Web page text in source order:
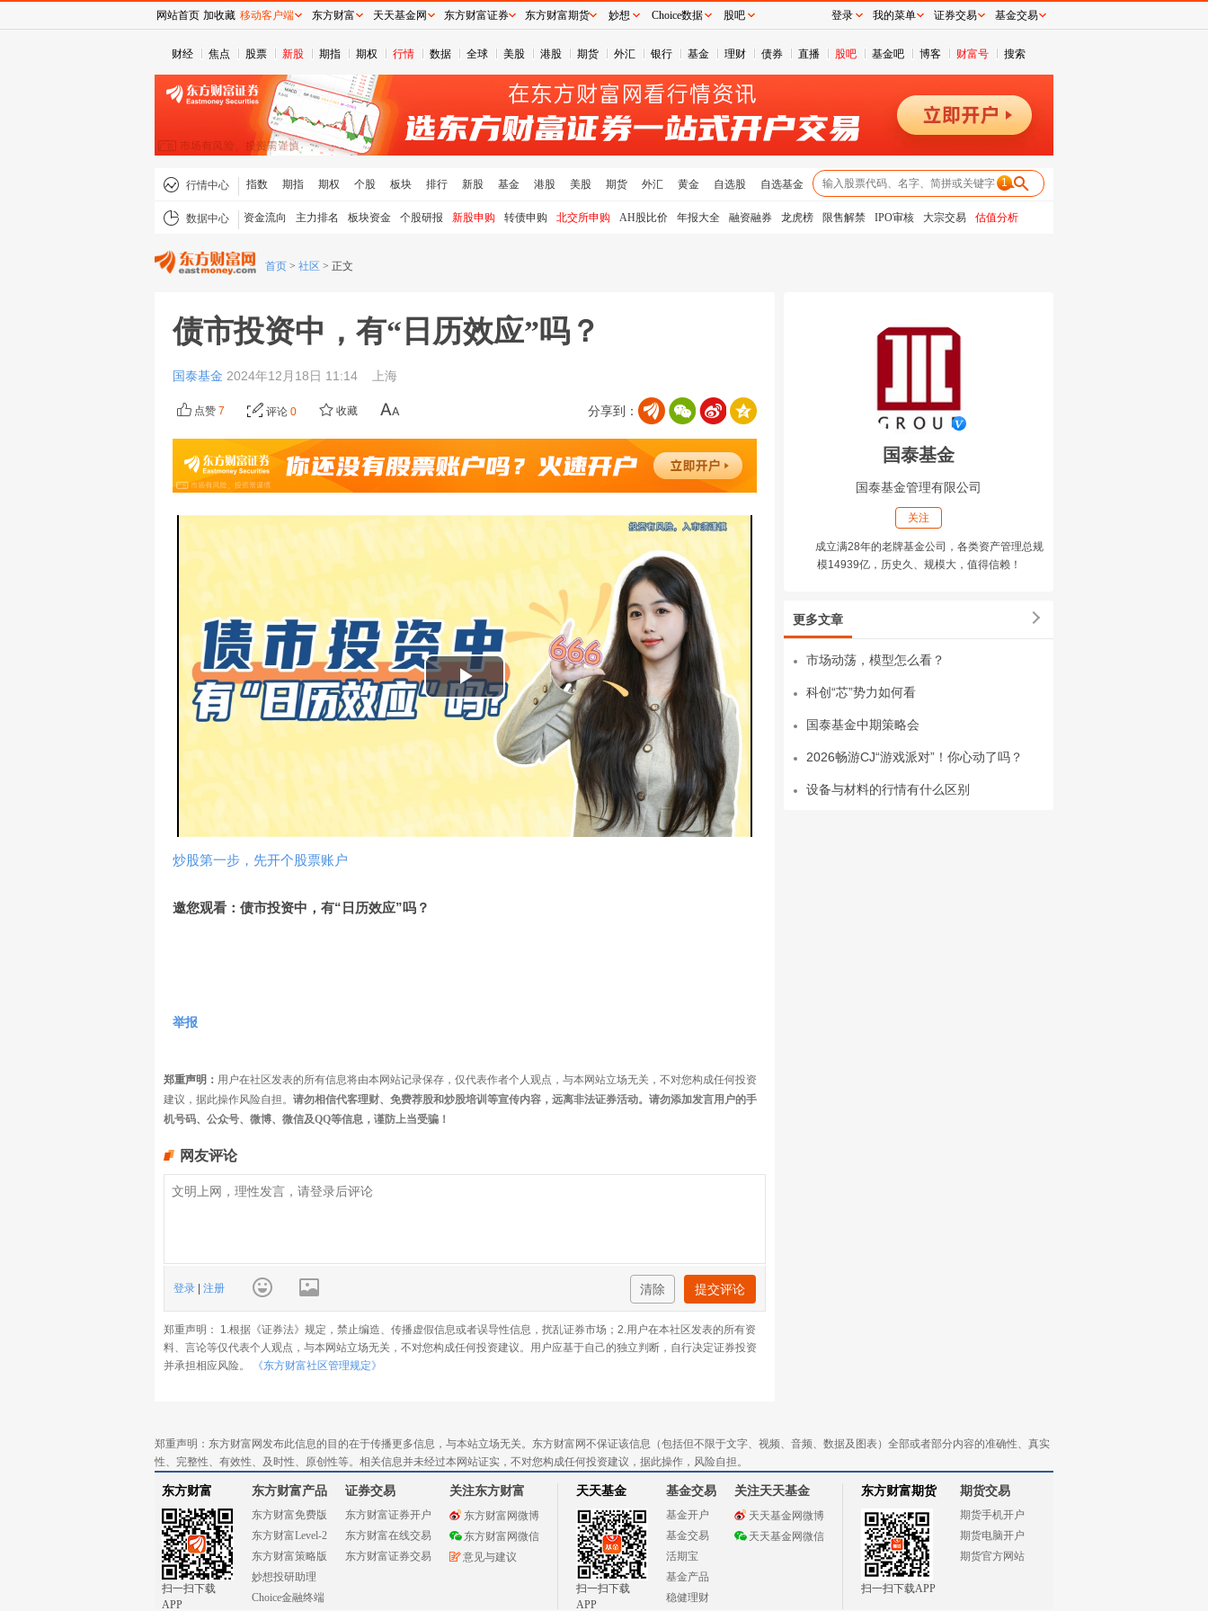
财经 焦点 股票 新股 期指 期权 行情 数据 全球 美股 港股 期货 外汇 银行 基金 理财 债券 直播 股吧 基金吧 博客 财富号 搜索
行情中心 指数 期指 期权 个股 板块 排行 新股 基金 港股 美股 期货 外汇 黄金 自选股 自选基金 1
数据中心 资金流向 主力排名 板块资金 个股研报 新股申购 转债申购 北交所申购 AH股比价 年报大全 融资融券 龙虎榜 限售解禁 IPO审核 大宗交易 估值分析
首页 > 社区 > 正文
债市投资中，有“日历效应”吗？
国泰基金 2024年12月18日 11:14 上海
分享到：
点赞 7 评论 0 收藏
播
视
频
炒股第一步，先开个股票账户
邀您观看：债市投资中，有“日历效应”吗？
举报
郑重声明： 用户在社区发表的所有信息将由本网站记录保存，仅代表作者个人观点，与本网站立场无关，不对您构成任何投资
建议，据此操作风险自担。 请勿相信代客理财、免费荐股和炒股培训等宣传内容，远离非法证券活动。请勿添加发言用户的手
机号码、公众号、微博、微信及QQ等信息，谨防上当受骗！
网友评论
登录 注册 清除 提交评论
郑重声明： 1.根据《证券法》规定，禁止编造、传播虚假信息或者误导性信息，扰乱证券市场；2.用户在本社区发表的所有资
料、言论等仅代表个人观点，与本网站立场无关，不对您构成任何投资建议。用户应基于自己的独立判断，自行决定证券投资
并承担相应风险。
《东方财富社区管理规定》
国泰基金
国泰基金管理有限公司
关注
成立满28年的老牌基金公司，各类资产管理总规
模14939亿，历史久、规模大，值得信赖！
更多文章
市场动荡，模型怎么看？
科创“芯”势力如何看
国泰基金中期策略会
2026畅游CJ“游戏派对”！你心动了吗？
设备与材料的行情有什么区别
郑重声明：东方财富网发布此信息的目的在于传播更多信息，与本站立场无关。东方财富网不保证该信息（包括但不限于文字、视频、音频、数据及图表）全部或者部分内容的准确性、真实
性、完整性、有效性、及时性、原创性等。相关信息并未经过本网站证实，不对您构成任何投资建议，据此操作，风险自担。
东方财富
扫一扫下载
APP
东方财富产品
东方财富免费版
东方财富Level-2
东方财富策略版
妙想投研助理
Choice金融终端
证券交易
东方财富证券开户
东方财富在线交易
东方财富证券交易
关注东方财富
东方财富网微博
东方财富网微信
意见与建议
天天基金
扫一扫下载
APP
基金交易
基金开户
基金交易
活期宝
基金产品
稳健理财
关注天天基金
天天基金网微博
天天基金网微信
东方财富期货
扫一扫下载APP
期货交易
期货手机开户
期货电脑开户
期货官方网站
网站首页 加收藏 移动客户端 东方财富 天天基金网 东方财富证券 东方财富期货 妙想 Choice数据 股吧 登录 我的菜单 证券交易 基金交易